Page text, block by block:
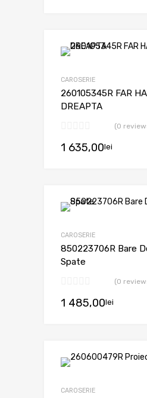
CAROSERIE
260105345R FAR
DREAPTA
(0
1 635,00lei
CAROSERIE
850223706R Bare
Spate
(0
1 485,00lei
CAROSERIE